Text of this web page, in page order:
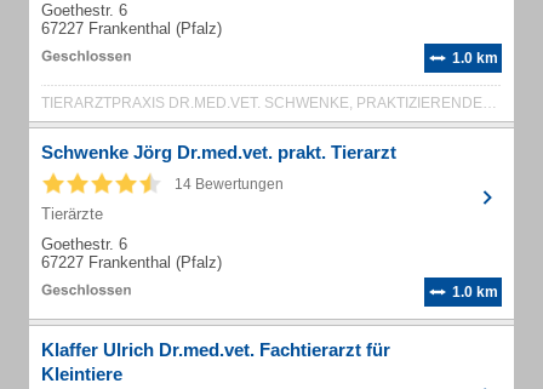
Goethestr. 6
67227 Frankenthal (Pfalz)
1.0 km
TIERARZTPRAXIS DR.MED.VET. SCHWENKE, PRAKTIZIERENDER TIERARZT
Schwenke Jörg Dr.med.vet. prakt. Tierarzt
14 Bewertungen
Tierärzte
Goethestr. 6
67227 Frankenthal (Pfalz)
1.0 km
Klaffer Ulrich Dr.med.vet. Fachtierarzt für
Kleintiere